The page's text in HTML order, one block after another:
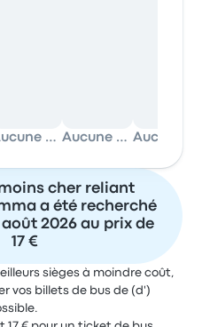
Aucune donnée Aucune donnée
cher reliant
a été recherché
août 2026 au prix de
17 €
sièges à moindre coût,
vos billets de bus de (d')